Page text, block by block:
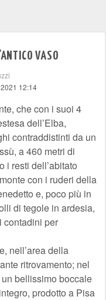
VASO
12:14
che con i suoi 4
dell’Elba,
contraddistinti da un
a 460 metri di
i resti dell’abitato
con i ruderi della
e, poco più in
di tegole in ardesia,
contadini per
nell’area della
ritrovamento; nel
bellissimo boccale
prodotto a Pisa